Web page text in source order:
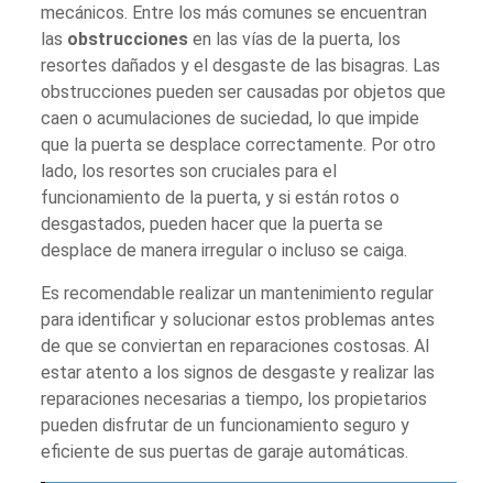
mecánicos. Entre los más comunes se encuentran
las obstrucciones en las vías de la puerta, los
resortes dañados y el desgaste de las bisagras. Las
obstrucciones pueden ser causadas por objetos que
caen o acumulaciones de suciedad, lo que impide
que la puerta se desplace correctamente. Por otro
lado, los resortes son cruciales para el
funcionamiento de la puerta, y si están rotos o
desgastados, pueden hacer que la puerta se
desplace de manera irregular o incluso se caiga.
Es recomendable realizar un mantenimiento regular
para identificar y solucionar estos problemas antes
de que se conviertan en reparaciones costosas. Al
estar atento a los signos de desgaste y realizar las
reparaciones necesarias a tiempo, los propietarios
pueden disfrutar de un funcionamiento seguro y
eficiente de sus puertas de garaje automáticas.